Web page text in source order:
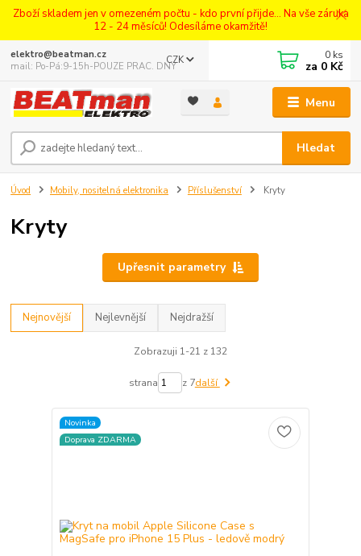
Zboží skladem jen v omezeném počtu - kdo první přijde... Na vše záruka
12 - 24 měsíců! Odesíláme okamžitě!
Menu
CZK
Hledat
elektro@beatman.cz
mail: Po-Pá:9-15h-POUZE PRAC. DNY
0 ks
za 0 Kč
Úvod Mobily, nositelná elektronika Příslušenství Kryty
Kryty
Upřesnit parametry
Nejnovější Nejlevnější Nejdražší
Zobrazuji 1-21 z 132
strana z 7další
Novinka
Doprava ZDARMA